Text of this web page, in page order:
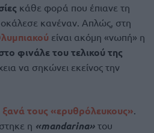
κάθε φορά που έπιανε τη
κανέναν. Απλώς, στη
είναι ακόμη «νωπή» η
φινάλε του τελικού της
να σηκώνει εκείνος την
ξανά τους «ερυθρόλευκους»
η «mandarina» του